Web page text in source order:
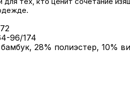
96/174
28% полиэстер, 10%